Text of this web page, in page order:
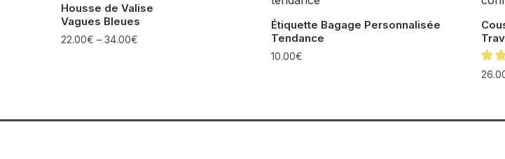
Housse de Valise
Vagues Bleues
22.00€ –34.00€
Étiquette Bagage Personnalisée
Tendance
10.00€